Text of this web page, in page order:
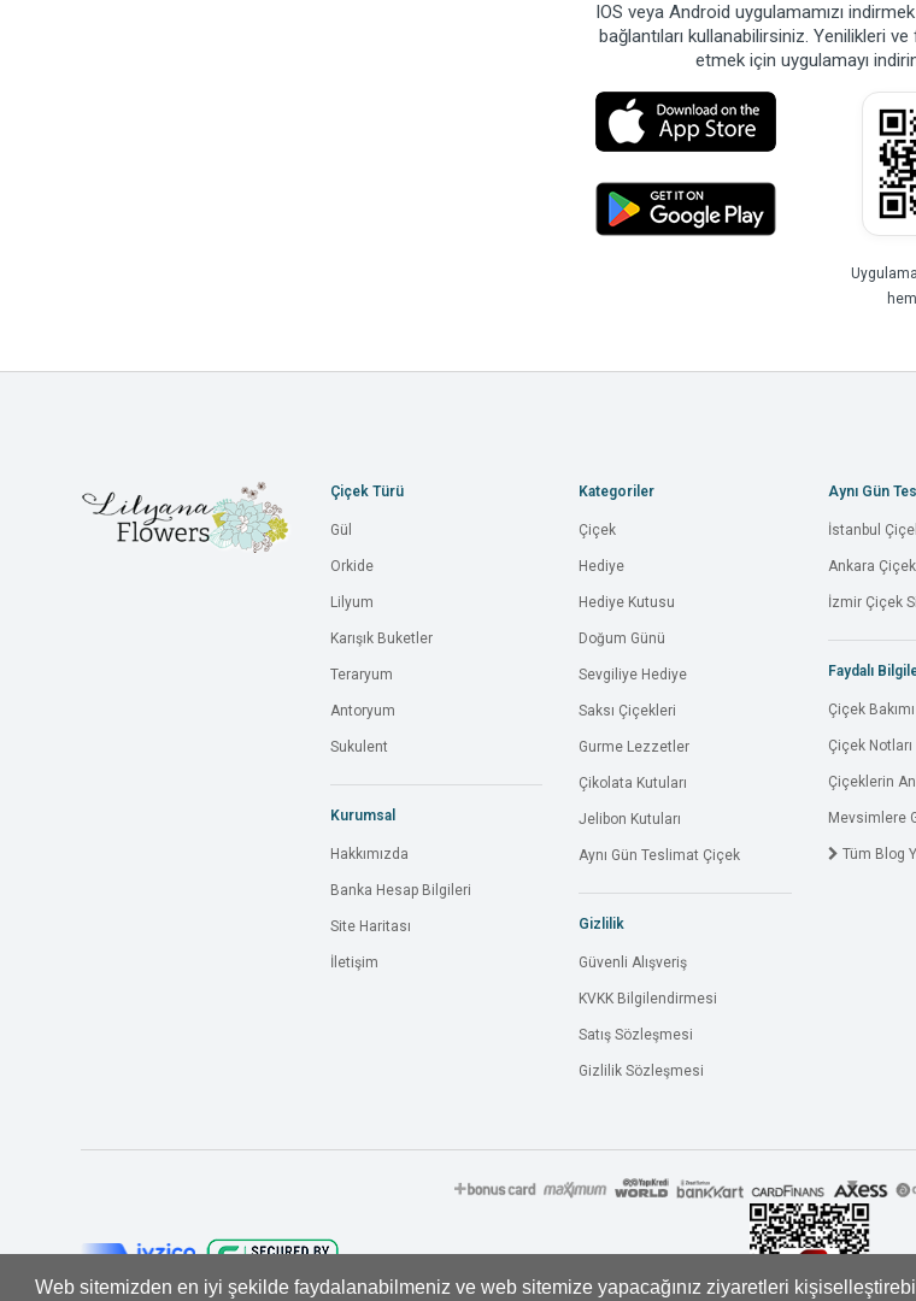
Web sitemizden en iyi şekilde faydalanabilmeniz ve web sitemize yapacağınız ziyaretleri
IOS veya Android uygulamamızı
bağlantıları kullanabilirsiniz. Yenilikleri ve
etmek için uygulamayı
Çiçek Türü
Gül
Orkide
Lilyum
Karışık Buketler
Teraryum
Antoryum
Sukulent
Kurumsal
Hakkımızda
Banka Hesap Bilgileri
Site Haritası
İletişim
Kategoriler
Çiçek
Hediye
Hediye Kutusu
Doğum Günü
Sevgiliye Hediye
Saksı Çiçekleri
Gurme Lezzetler
Çikolata Kutuları
Jelibon Kutuları
Aynı Gün Teslimat Çiçek
Gizlilik
Güvenli Alışveriş
KVKK Bilgilendirmesi
Satış Sözleşmesi
Gizlilik Sözleşmesi
Aynı Gün
İstanbul
Ankara
İzmir Çiçek
Faydalı
Çiçek Bakımı
Çiçek Notları
Çiçeklerin
Mevsimlere
Tüm Blog